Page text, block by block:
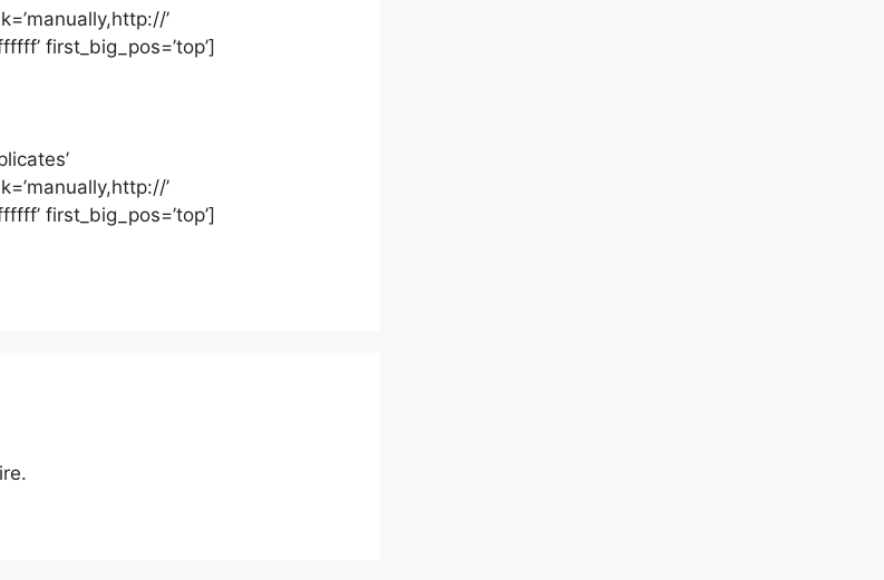
’
first_big_pos=’top’]
’
first_big_pos=’top’]